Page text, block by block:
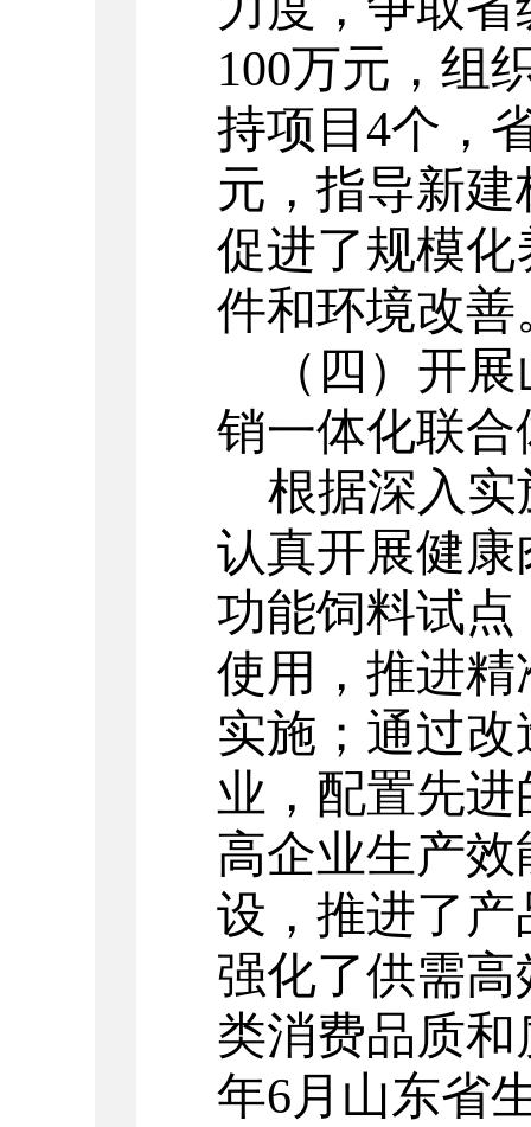
100万元，组
持项目4个，
元，指导新
促进了规模化
件和环境改善
（四）开
销一体化联
根据深入
认真开展健
功能饲料试
使用，推进
实施；通过
业，配置先
高企业生产
设，推进了
强化了供需
类消费品质和
年6月山东省